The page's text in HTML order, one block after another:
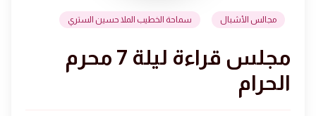
مجالس الأشبال سماحة الخطيب الملا حسين الستري
مجلس قراءة ليلة 7 محرم
الحرام